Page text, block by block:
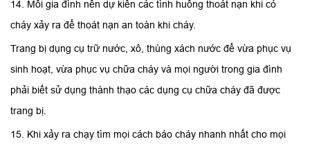
14. Mỗi gia đình nên dự kiến các tình huống thoát nạn khi có
cháy xảy ra để thoát nạn an toàn khi cháy.
Trang bị dụng cụ trữ nước, xô, thùng xách nước để vừa phục vụ
sinh hoạt, vừa phục vụ chữa cháy và mọi người trong gia đình
phải biết sử dụng thành thạo các dụng cụ chữa cháy đã được
trang bị.
15. Khi xảy ra chạy tìm mọi cách báo cháy nhanh nhất cho mọi